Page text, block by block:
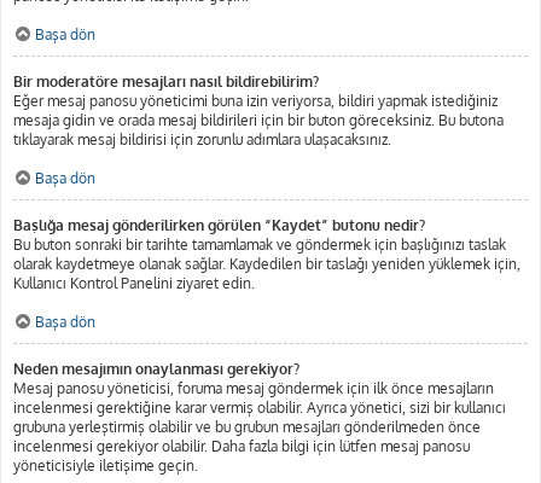
Başa dön
Bir moderatöre mesajları nasıl bildirebilirim?
Eğer mesaj panosu yöneticimi buna izin veriyorsa, bildiri yapmak istediğiniz
mesaja gidin ve orada mesaj bildirileri için bir buton göreceksiniz. Bu butona
tıklayarak mesaj bildirisi için zorunlu adımlara ulaşacaksınız.
Başa dön
Başlığa mesaj gönderilirken görülen “Kaydet” butonu nedir?
Bu buton sonraki bir tarihte tamamlamak ve göndermek için başlığınızı taslak
olarak kaydetmeye olanak sağlar. Kaydedilen bir taslağı yeniden yüklemek için,
Kullanıcı Kontrol Panelini ziyaret edin.
Başa dön
Neden mesajımın onaylanması gerekiyor?
Mesaj panosu yöneticisi, foruma mesaj göndermek için ilk önce mesajların
incelenmesi gerektiğine karar vermiş olabilir. Ayrıca yönetici, sizi bir kullanıcı
grubuna yerleştirmiş olabilir ve bu grubun mesajları gönderilmeden önce
incelenmesi gerekiyor olabilir. Daha fazla bilgi için lütfen mesaj panosu
yöneticisiyle iletişime geçin.